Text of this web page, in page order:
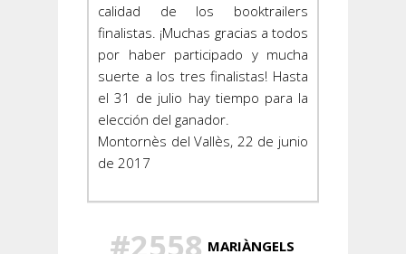
calidad de los booktrailers
finalistas. ¡Muchas gracias a todos
por haber participado y mucha
suerte a los tres finalistas! Hasta
el 31 de julio hay tiempo para la
elección del ganador.
Montornès del Vallès, 22 de junio
de 2017
#2558 MARIÀNGELS